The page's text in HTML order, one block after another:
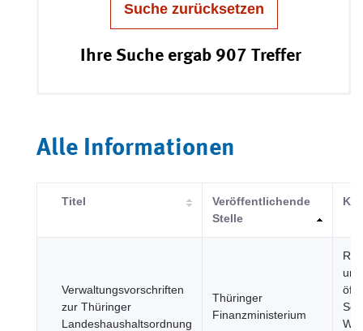
Suche zurücksetzen
Ihre Suche ergab 907 Treffer
Alle Informationen
Titel
Veröffentlichende
Stelle
Verwaltungsvorschriften
zur Thüringer
Landeshaushaltsordnung
Thüringer
Finanzministerium
und